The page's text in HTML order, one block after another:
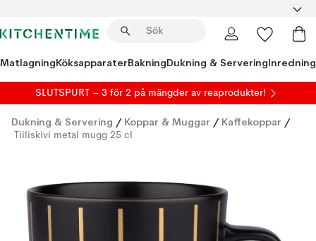
MatlagningKöksapparaterBakningDukning & ServeringInredning
SLUTSPURT – 3 för 2 på mängder av reaprodukter!
Dukning & Servering / Koppar & Muggar / Kaffekoppar /
Tiiliskivi metal mugg 25 cl